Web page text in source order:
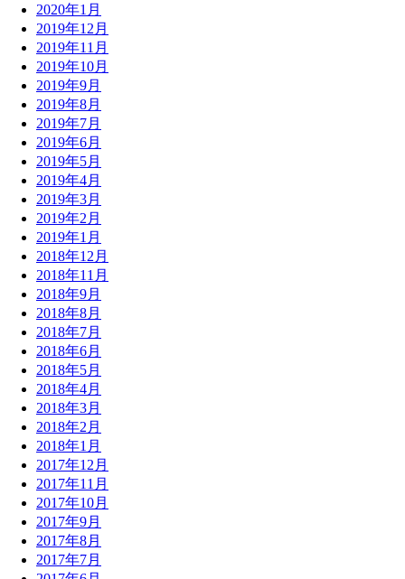
2020年1月
2019年12月
2019年11月
2019年10月
2019年9月
2019年8月
2019年7月
2019年6月
2019年5月
2019年4月
2019年3月
2019年2月
2019年1月
2018年12月
2018年11月
2018年9月
2018年8月
2018年7月
2018年6月
2018年5月
2018年4月
2018年3月
2018年2月
2018年1月
2017年12月
2017年11月
2017年10月
2017年9月
2017年8月
2017年7月